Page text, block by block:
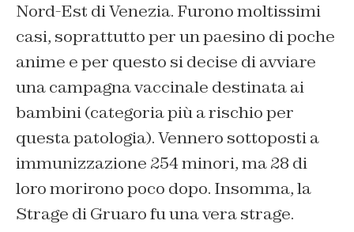
Nord-Est di Venezia. Furono moltissimi
casi, soprattutto per un paesino di poche
anime e per questo si decise di avviare
una campagna vaccinale destinata ai
bambini (categoria più a rischio per
questa patologia). Vennero sottoposti a
immunizzazione 254 minori, ma 28 di
loro morirono poco dopo. Insomma, la
Strage di Gruaro fu una vera strage.